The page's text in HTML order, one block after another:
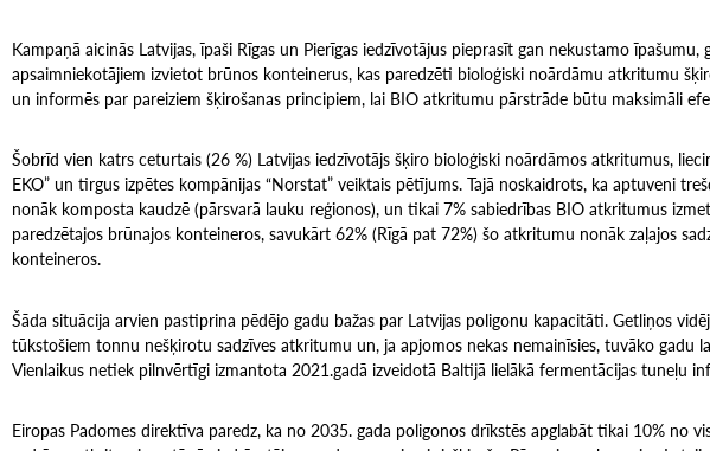
Kampaņā aicinās Latvijas, īpaši Rīgas un Pierīgas iedzīvotājus pieprasīt gan nekustamo īpašumu,
apsaimniekotājiem izvietot brūnos konteinerus, kas paredzēti bioloģiski noārdāmu atkritumu
un informēs par pareiziem šķirošanas principiem, lai BIO atkritumu pārstrāde būtu maksimāli
Šobrīd vien katrs ceturtais (26 %) Latvijas iedzīvotājs šķiro bioloģiski noārdāmos atkritumus,
EKO” un tirgus izpētes kompānijas “Norstat” veiktais pētījums. Tajā noskaidrots, ka aptuveni
nonāk komposta kaudzē (pārsvarā lauku reģionos), un tikai 7% sabiedrības BIO atkritumus
paredzētajos brūnajos konteineros, savukārt 62% (Rīgā pat 72%) šo atkritumu nonāk zaļajos
konteineros.
Šāda situācija arvien pastiprina pēdējo gadu bažas par Latvijas poligonu kapacitāti. Getliņos
tūkstošiem tonnu nešķirotu sadzīves atkritumu un, ja apjomos nekas nemainīsies, tuvāko gadu
Vienlaikus netiek pilnvērtīgi izmantota 2021.gadā izveidotā Baltijā lielākā fermentācijas tuneļu
Eiropas Padomes direktīva paredz, ka no 2035. gada poligonos drīkstēs apglabāt tikai 10% no